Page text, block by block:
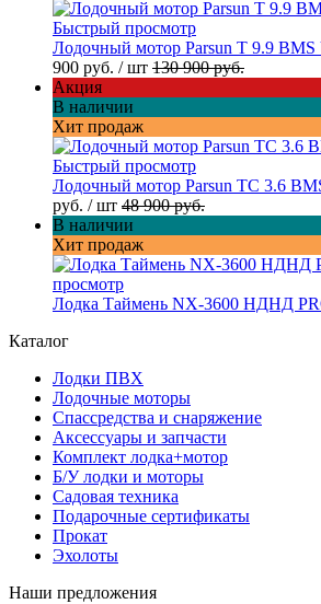
Быстрый просмотр
Лодочный мотор Parsun T 9.9
900 руб. / шт 130 900 руб.
Акция
В наличии
Хит продаж
Быстрый просмотр
Лодочный мотор Parsun TC 3.6
руб. / шт 48 900 руб.
В наличии
Хит продаж
просмотр
Лодка Таймень NX-3600 НДНД
Каталог
Лодки ПВХ
Лодочные моторы
Спассредства и снаряжение
Аксессуары и запчасти
Комплект лодка+мотор
Б/У лодки и моторы
Садовая техника
Подарочные сертификаты
Прокат
Эхолоты
Наши предложения